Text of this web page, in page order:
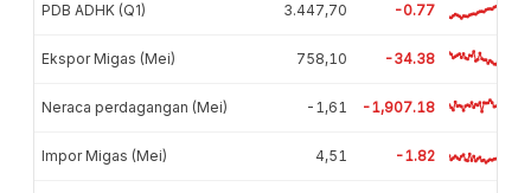
PDB ADHK (Q1) 3.447,70 -0.77
Ekspor Migas (Mei) 758,10 -34.38
Neraca perdagangan (Mei) -1,61 -1,907.18
Impor Migas (Mei) 4,51 -1.82